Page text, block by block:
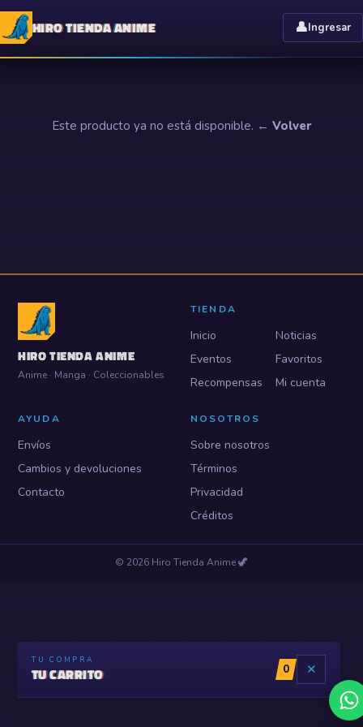
HIRO TIENDA ANIME 👤Ingresar
Este producto ya no está disponible. ← Volver
HIRO TIENDA ANIME
Anime · Manga · Coleccionables
TIENDA
Inicio
Noticias
Eventos
Favoritos
Recompensas
Mi cuenta
AYUDA
Envíos
Cambios y devoluciones
Contacto
NOSOTROS
Sobre nosotros
Términos
Privacidad
Créditos
© 2026 Hiro Tienda Anime🦖
TU COMPRA
TU CARRITO 0 ✕